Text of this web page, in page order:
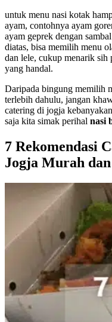
untuk menu nasi kotak
ayam, contohnya ayam
ayam geprek dengan
diatas, bisa memilih menu
dan lele, cukup menarik
yang handal.
Daripada bingung memilih
terlebih dahulu, jangan
catering di jogja
saja kita simak perihal nasi
7 Rekomendasi
Jogja Murah